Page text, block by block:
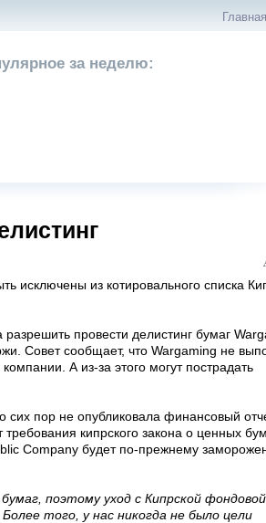
Главная
за неделю:
исключены из котировального списка
провести делистинг бумаг
Совет сообщает, что Wargaming не
А из-за этого могут пострадать
пор не опубликовала финансовый
кипрского закона о ценных
Company будет по-прежнему
поэтому уход с Кипрской фондовой
того, у нас никогда не было цели